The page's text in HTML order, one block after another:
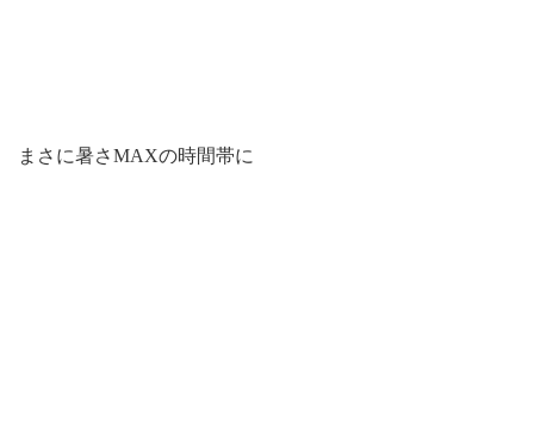
まさに暑さMAXの時間帯に